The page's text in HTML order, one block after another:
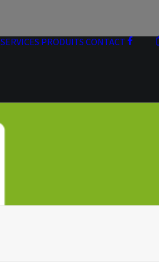
SERVICES PRODUITS CONTACT